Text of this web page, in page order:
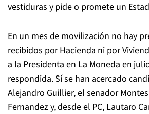
vestiduras y pide o promete un
En un mes de movilización no hay
recibidos por Hacienda ni por
a la Presidenta en La Moneda en
respondida. Sí se han acercado
Alejandro Guillier, el senador
Fernandez y, desde el PC, Lautaro